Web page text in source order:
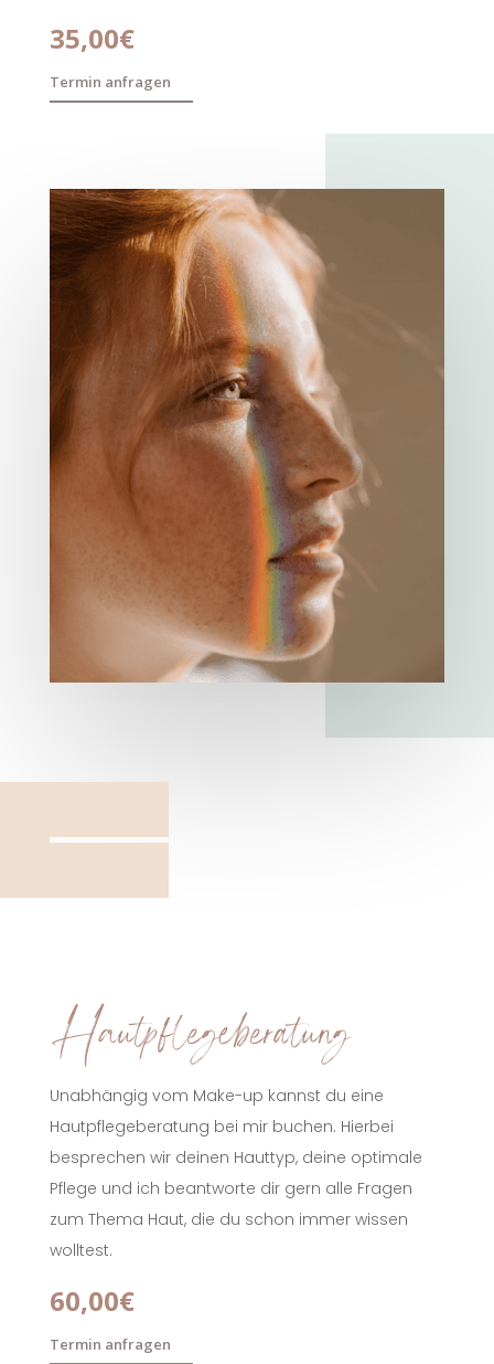
35,00€
Termin anfragen
Hautpflegeberatung
Unabhängig vom Make-up kannst du eine
Hautpflegeberatung bei mir buchen. Hierbei
besprechen wir deinen Hauttyp, deine optimale
Pflege und ich beantworte dir gern alle Fragen
zum Thema Haut, die du schon immer wissen
wolltest.
60,00€
Termin anfragen